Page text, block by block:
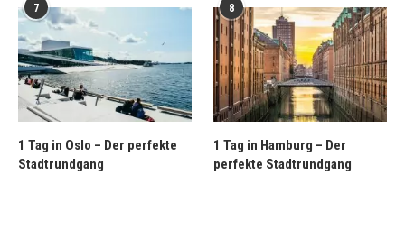
7
1 Tag in Oslo – Der perfekte
Stadtrundgang
8
1 Tag in Hamburg – Der
perfekte Stadtrundgang